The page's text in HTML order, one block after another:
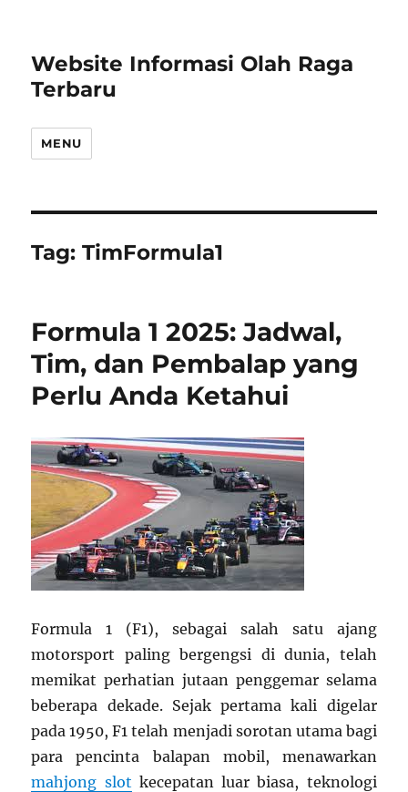
Website Informasi Olah Raga
Terbaru
MENU
Tag:TimFormula1
Formula 1 2025: Jadwal,
Tim, dan Pembalap yang
Perlu Anda Ketahui
Formula 1 (F1), sebagai salah satu ajang
motorsport paling bergengsi di dunia, telah
memikat perhatian jutaan penggemar selama
beberapa dekade. Sejak pertama kali digelar
pada 1950, F1 telah menjadi sorotan utama bagi
para pencinta balapan mobil, menawarkan
mahjong slot kecepatan luar biasa, teknologi